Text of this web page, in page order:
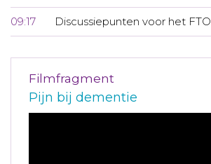
09:17 Discussiepunten voor het FTO
Filmfragment
Pijn bij dementie